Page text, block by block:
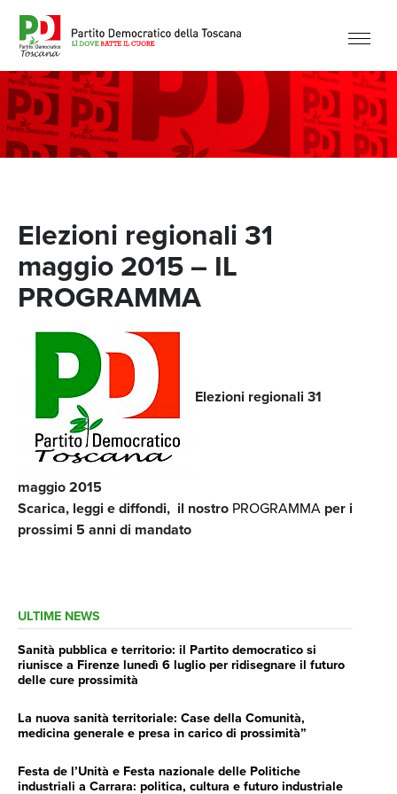
Elezioni regionali 31
maggio 2015 – IL
PROGRAMMA
Elezioni regionali 31
maggio 2015
Scarica, leggi e diffondi, il nostro PROGRAMMA per i
prossimi 5 anni di mandato
ULTIME NEWS
Sanità pubblica e territorio: il Partito democratico si
riunisce a Firenze lunedì 6 luglio per ridisegnare il futuro
delle cure prossimità
La nuova sanità territoriale: Case della Comunità,
medicina generale e presa in carico di prossimità”
Festa de l’Unità e Festa nazionale delle Politiche
industriali a Carrara: politica, cultura e futuro industriale